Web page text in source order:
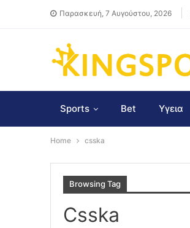
Παρασκευή, 7 Αυγούστου, 2026
Sports Bet Υγεια
Home csska
Browsing Tag
Csska